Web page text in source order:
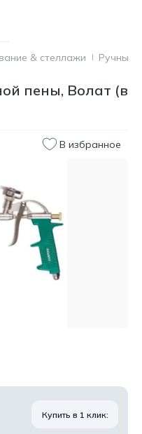
& стеллажи Ручные
пены, Волат (в
В избранное
Купить в 1 клик: